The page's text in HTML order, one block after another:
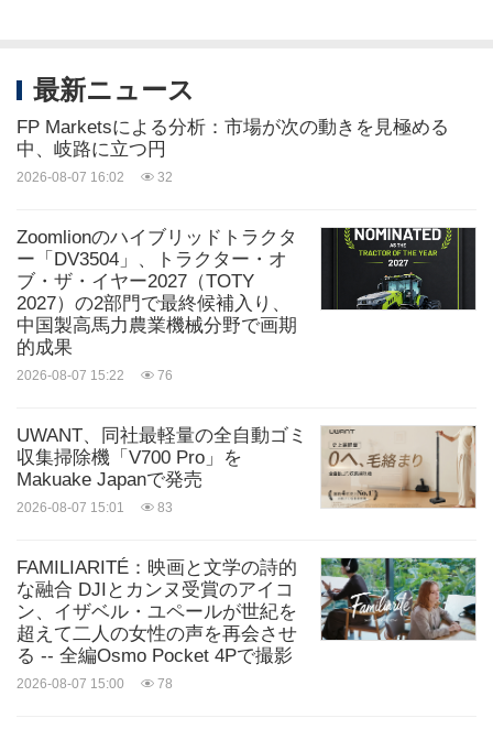
最新ニュース
FP Marketsによる分析：市場が次の動きを見極める
中、岐路に立つ円
2026-08-07 16:02 32
Zoomlionのハイブリッドトラクタ
ー「DV3504」、トラクター・オ
ブ・ザ・イヤー2027（TOTY
2027）の2部門で最終候補入り、
中国製高馬力農業機械分野で画期
的成果
2026-08-07 15:22 76
UWANT、同社最軽量の全自動ゴミ
収集掃除機「V700 Pro」を
Makuake Japanで発売
2026-08-07 15:01 83
FAMILIARITÉ：映画と文学の詩的
な融合 DJIとカンヌ受賞のアイコ
ン、イザベル・ユペールが世紀を
超えて二人の女性の声を再会させ
る -- 全編Osmo Pocket 4Pで撮影
2026-08-07 15:00 78